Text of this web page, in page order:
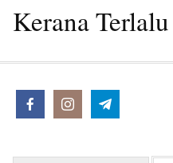
Kerana